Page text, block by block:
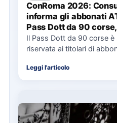
ConRoma 2026:
informa gli abbonati
Pass Dott da 90
cosa spetta in caso
Il Pass Dott da 90 corse è
riservata ai titolari di
Leggi l'articolo